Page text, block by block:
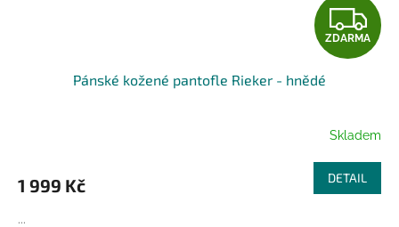
Z
D
R
M
A
ZDARMA
Pánské kožené pantofle Rieker - hnědé
Skladem
1 999 Kč DETAIL
...